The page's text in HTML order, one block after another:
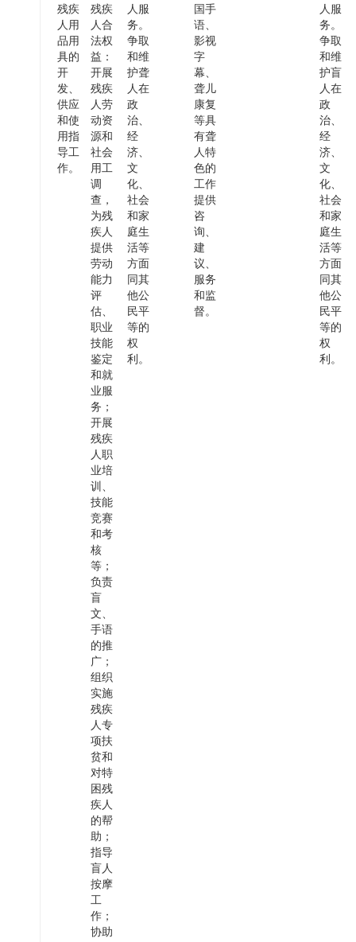
残疾
人用
品用
具的
开
发、
供应
和使
用指
导工
作。
残疾
人合
法权
益：
开展
残疾
人劳
动资
源和
社会
用工
调
查，
为残
疾人
提供
劳动
能力
评
估、
职业
技能
鉴定
和就
业服
务 ；
开展
残疾
人职
业培
训、
技能
竞赛
和考
核
等；
负责
盲
文、
手语
的推
广 ；
组织
实施
残疾
人专
项扶
贫和
对特
困残
疾人
的帮
助；
指导
盲人
按摩
工
作 ；
协助
人服
务。
争取
和维
护聋
人在
政
治、
经
济、
文
化、
社会
和家
庭生
活等
方面
同其
他公
民平
等的
权
利。
国手
语、
影视
字
幕、
聋儿
康复
等具
有聋
人特
色的
工作
提供
咨
询、
建
议、
服务
和监
督。
人服
务。
争取
和维
护盲
人在
政
治、
经
济、
文
化、
社会
和家
庭生
活等
方面
同其
他公
民平
等的
权
利。